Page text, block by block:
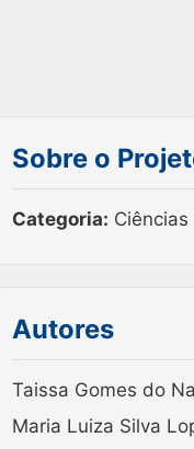
Sobre o
Categoria: Ciências
Autores
Taissa Gomes do
Maria Luiza Silva